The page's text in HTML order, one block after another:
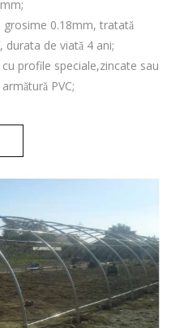
grosime 0.18mm, tratată
de viată 4 ani;
profile speciale,zincate sau
PVC;